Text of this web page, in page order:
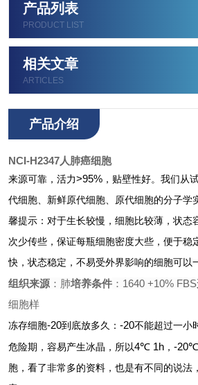
产品列表
PRODUCT LIST
相关文章
ARTICLES
产品介绍
NCI-H2347人肺癌细胞
来源可靠，活力>95% ，贴壁性好。我们从
代细胞、新鲜原代细胞、原代细胞的分子学
馨提示：对于生长较慢，细胞比较薄，状态
次少传些，保证每瓶细胞密度大些，便于稳
快，状态稳定，不易受外界影响的细胞可以
组织来源 ：肺培养条件 ：1640 +10% FBS
细胞样
冻存细胞-20到底放多久： -20不能超过一小
危险期，容易产生冰晶，所以4℃ 1h ， -
胞，看了非常多的资料，也是有不同的说法